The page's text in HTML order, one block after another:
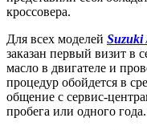
кроссовера.
Для всех моделей Suzuki
заказан первый визит в
масло в двигателе и
процедур обойдется в
общение с сервис-
пробега или одного года.